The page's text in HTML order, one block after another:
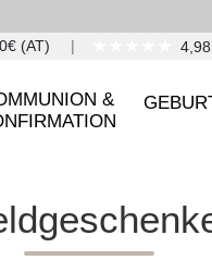
(AT)
&